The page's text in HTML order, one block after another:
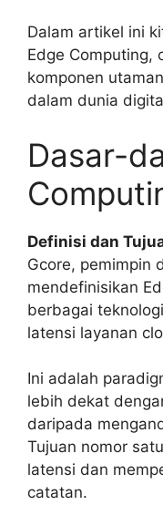
Dalam artikel ini
Edge Computing,
komponen
dalam dunia
Dasar-
Definisi dan
Gcore, pemimpin
mendefinisikan
berbagai
latensi layanan
Ini adalah
lebih dekat
daripada
Tujuan nomor
latensi dan
catatan.